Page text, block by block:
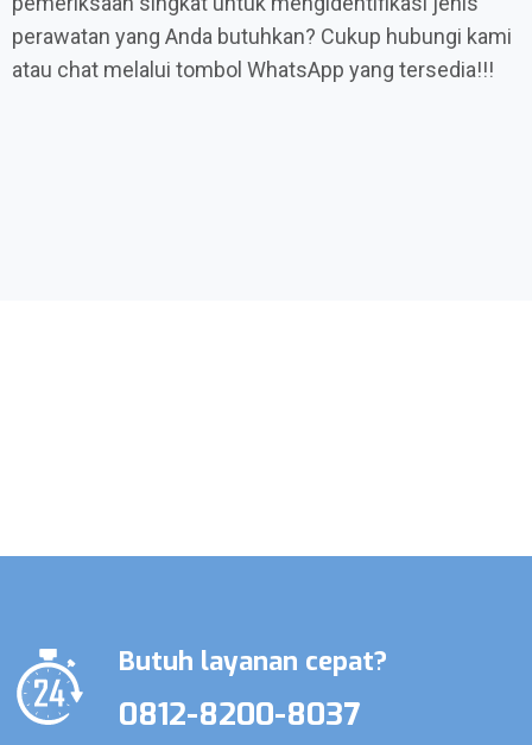
perawatan yang Anda butuhkan? Cukup hubungi kami
atau chat melalui tombol WhatsApp yang tersedia!!!
Butuh layanan cepat?
0812-8200-8037